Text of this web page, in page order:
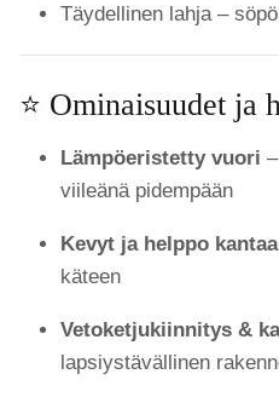
Täydellinen lahja –
⭐ Ominaisuudet ja
Lämpöeristetty vuori
viileänä pidempään
Kevyt ja helppo kantaa
käteen
Vetoketjukiinnitys &
lapsiystävällinen